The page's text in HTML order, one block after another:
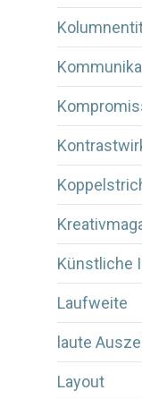
Künstliche
Laufweite
laute
Layout